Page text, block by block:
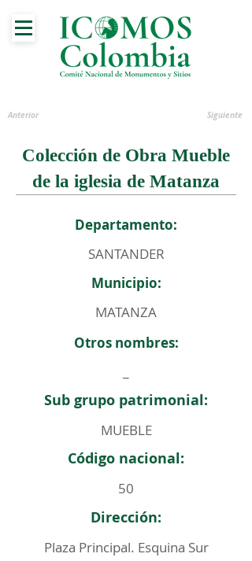
Anterior Siguiente
Colección de Obra Mueble
de la iglesia de Matanza
Departamento:
SANTANDER
Municipio:
MATANZA
Otros nombres:
Sub grupo patrimonial:
MUEBLE
Código nacional:
50
Dirección:
Plaza Principal. Esquina Sur